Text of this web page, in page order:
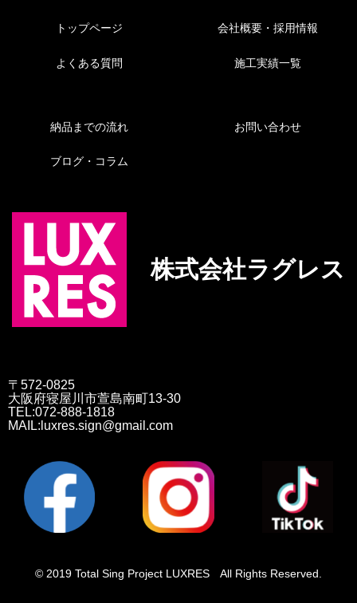
トップページ
よくある質問
会社概要・採用情報
施工実績一覧
納品までの流れ
ブログ・コラム
お問い合わせ
株式会社ラグレス
〒572-0825
大阪府寝屋川市萱島南町13-30
TEL:072-888-1818
MAIL:luxres.sign@gmail.com
© 2019 Total Sing Project LUXRES All Rights Reserved.